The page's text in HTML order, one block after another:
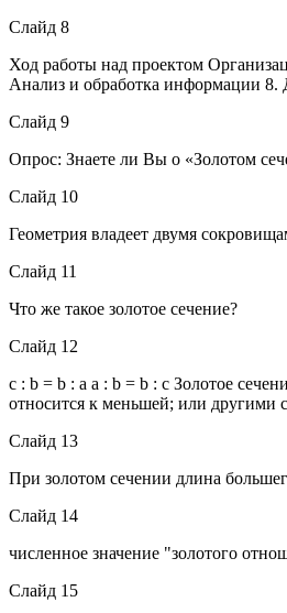
Слайд 8
Ход работы над проектом
Анализ и обработка информации 8.
Слайд 9
Опрос: Знаете ли Вы о «Золотом
Слайд 10
Геометрия владеет двумя
Слайд 11
Что же такое золотое сечение?
Слайд 12
с : b = b : a a : b = b : c Золотое
относится к меньшей; или другими
Слайд 13
При золотом сечении длина
Слайд 14
численное значение "золотого
Слайд 15